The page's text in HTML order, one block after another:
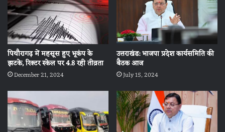
पिथौरागढ़ में महसूस हुए भूकंप के
झटके, रिक्टर स्केल पर 4.8 रही तीव्रता
December 21, 2024
उत्तराखंड: भाजपा प्रदेश कार्यसमिति की
बैठक आज
July 15, 2024